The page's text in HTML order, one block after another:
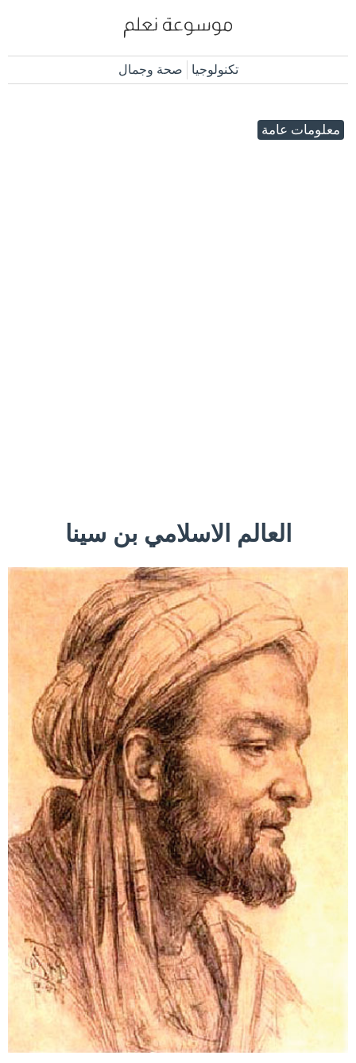
تكنولوجيا صحة وجمال
معلومات عامة
العالم الاسلامي بن سينا